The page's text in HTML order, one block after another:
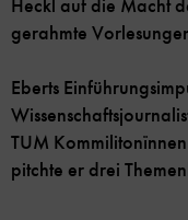
Heckl auf die Macht
gerahmte
Eberts
TUM
pitchte er drei